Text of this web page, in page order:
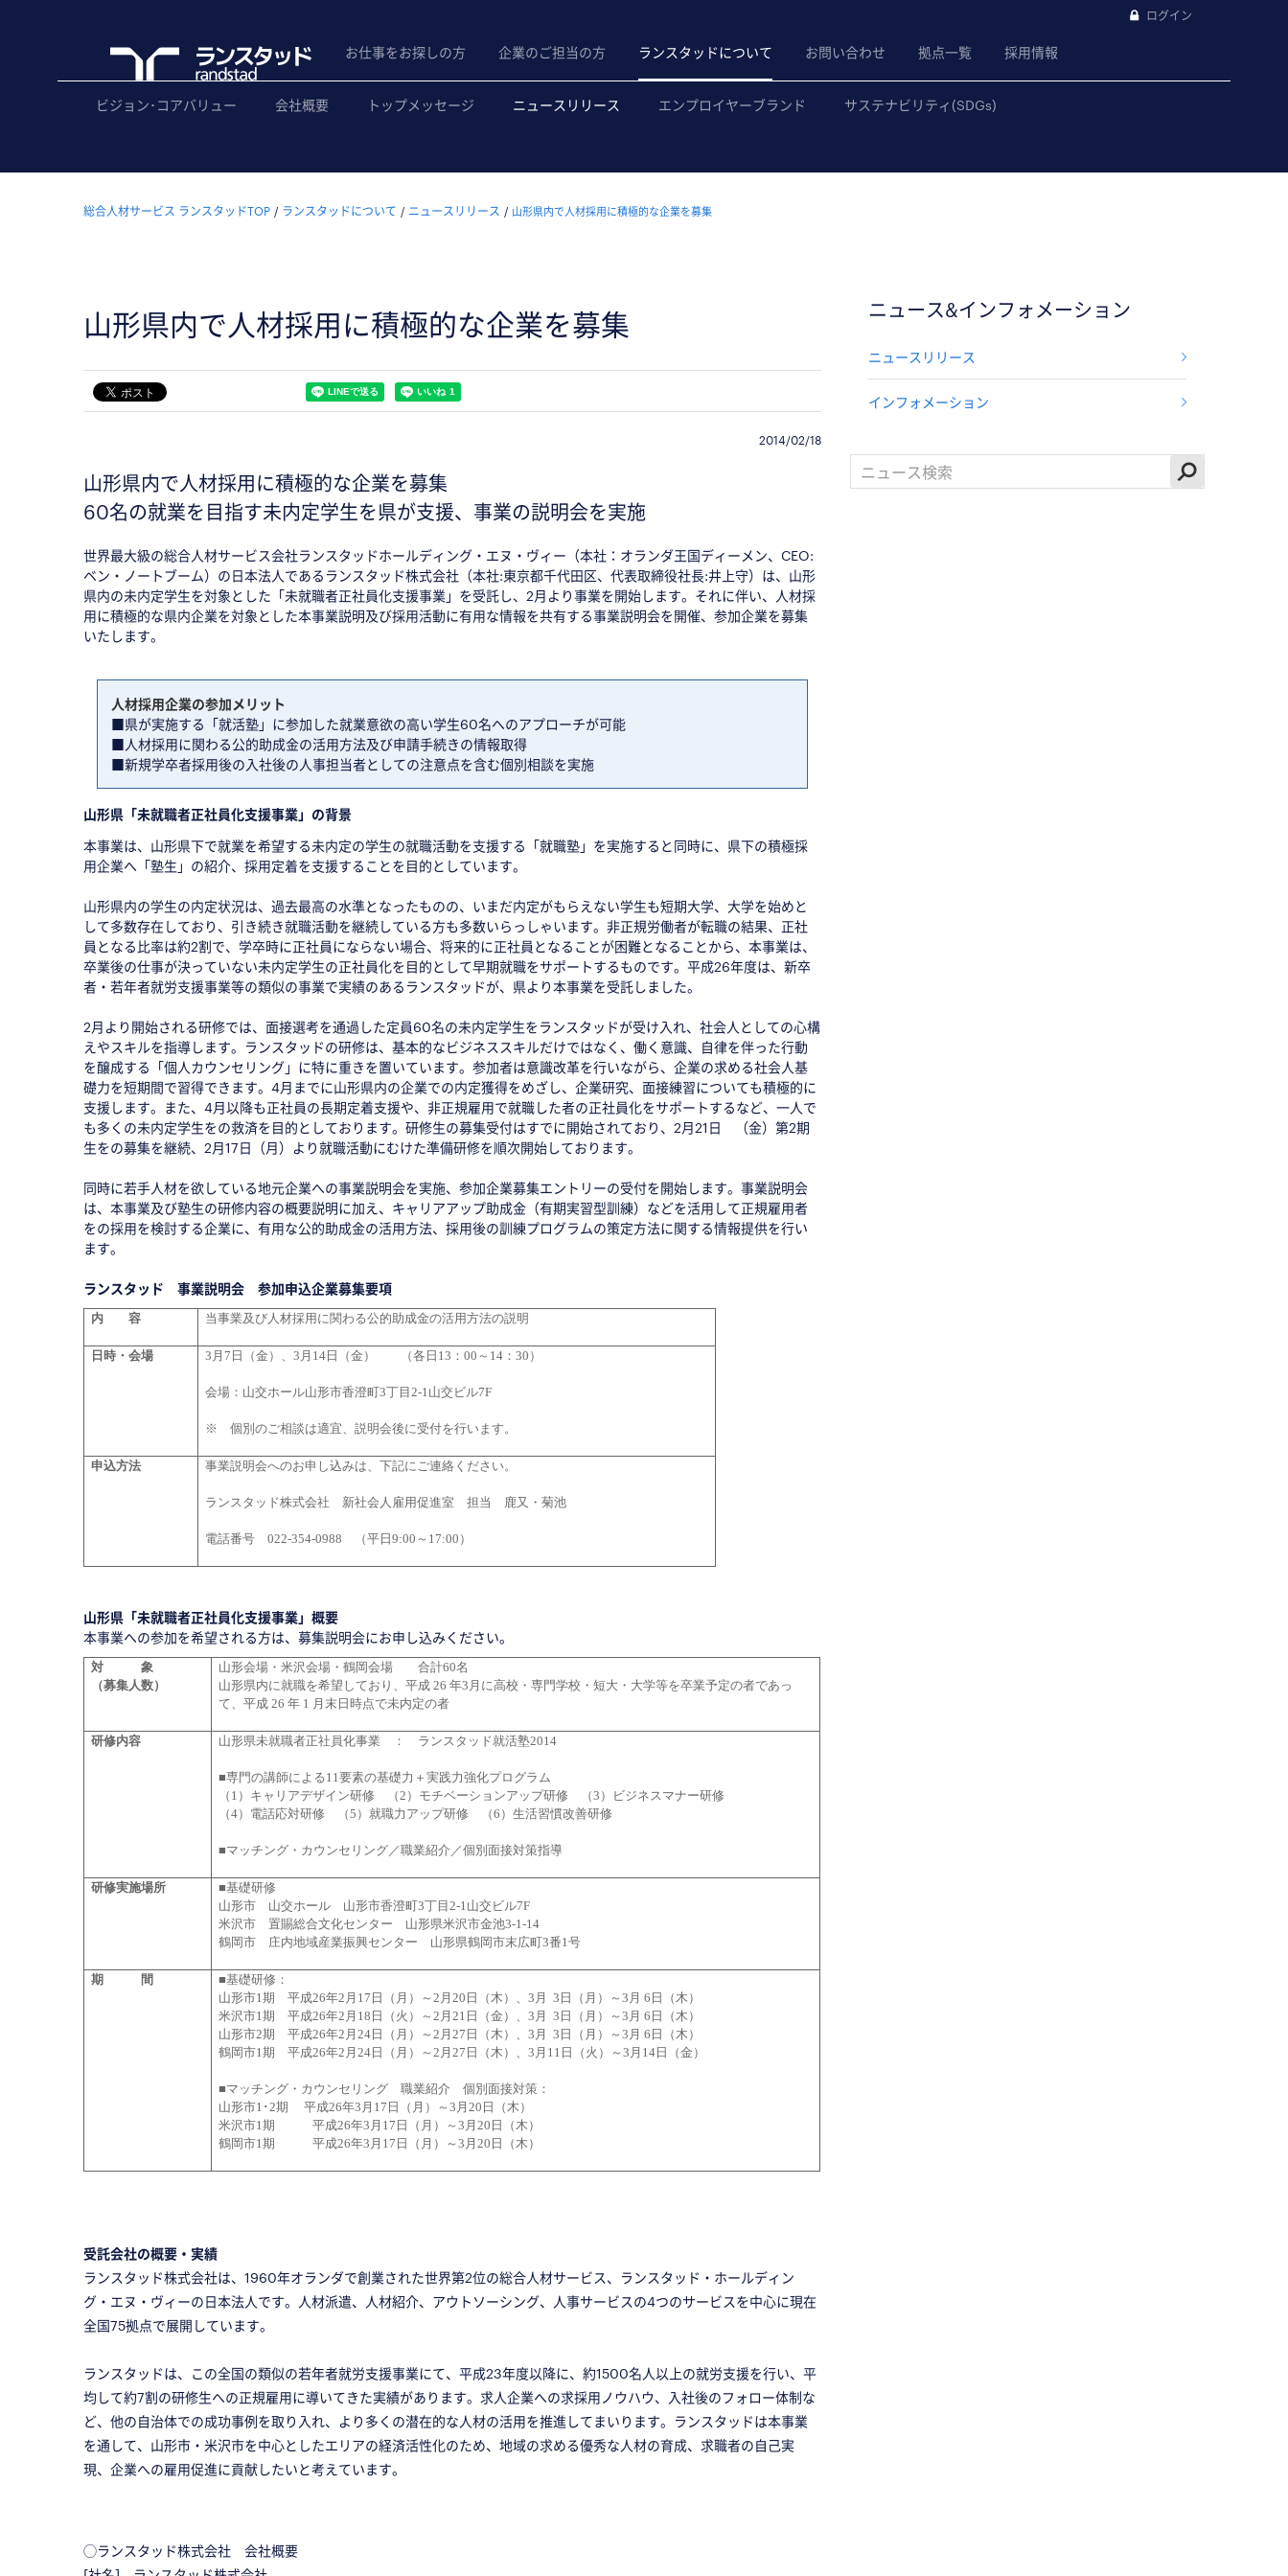
ログイン
お仕事をお探しの方 企業のご担当の方 ランスタッドについて お問い合わせ 拠点一覧 採用情報
ビジョン･コアバリュー 会社概要 トップメッセージ ニュースリリース エンプロイヤーブランド サステナビリティ(SDGs)
総合人材サービス ランスタッドTOP ランスタッドについて ニュースリリース 山形県内で人材採用に積極的な企業を募集
山形県内で人材採用に積極的な企業を募集
2014/02/18
山形県内で人材採用に積極的な企業を募集
60名の就業を目指す未内定学生を県が支援、事業の説明会を実施
世界最大級の総合人材サービス会社ランスタッドホールディング・エヌ・ヴィー（本社：オランダ王国ディーメン、CEO:
ベン・ノートブーム）の日本法人であるランスタッド株式会社（本社:東京都千代田区、代表取締役社長:井上守）は、山形
県内の未内定学生を対象とした「未就職者正社員化支援事業」を受託し、2月より事業を開始します。それに伴い、人材採
用に積極的な県内企業を対象とした本事業説明及び採用活動に有用な情報を共有する事業説明会を開催、参加企業を募集
いたします。
人材採用企業の参加メリット
■県が実施する「就活塾」に参加した就業意欲の高い学生60名へのアプローチが可能
■人材採用に関わる公的助成金の活用方法及び申請手続きの情報取得
■新規学卒者採用後の入社後の人事担当者としての注意点を含む個別相談を実施
山形県「未就職者正社員化支援事業」の背景
本事業は、山形県下で就業を希望する未内定の学生の就職活動を支援する「就職塾」を実施すると同時に、県下の積極採
用企業へ「塾生」の紹介、採用定着を支援することを目的としています。
山形県内の学生の内定状況は、過去最高の水準となったものの、いまだ内定がもらえない学生も短期大学、大学を始めと
して多数存在しており、引き続き就職活動を継続している方も多数いらっしゃいます。非正規労働者が転職の結果、正社
員となる比率は約2割で、学卒時に正社員にならない場合、将来的に正社員となることが困難となることから、本事業は、
卒業後の仕事が決っていない未内定学生の正社員化を目的として早期就職をサポートするものです。平成26年度は、新卒
者・若年者就労支援事業等の類似の事業で実績のあるランスタッドが、県より本事業を受託しました。
2月より開始される研修では、面接選考を通過した定員60名の未内定学生をランスタッドが受け入れ、社会人としての心構
えやスキルを指導します。ランスタッドの研修は、基本的なビジネススキルだけではなく、働く意識、自律を伴った行動
を醸成する「個人カウンセリング」に特に重きを置いています。参加者は意識改革を行いながら、企業の求める社会人基
礎力を短期間で習得できます。4月までに山形県内の企業での内定獲得をめざし、企業研究、面接練習についても積極的に
支援します。また、4月以降も正社員の長期定着支援や、非正規雇用で就職した者の正社員化をサポートするなど、一人で
も多くの未内定学生をの救済を目的としております。研修生の募集受付はすでに開始されており、2月21日 （金）第2期
生をの募集を継続、2月17日（月）より就職活動にむけた準備研修を順次開始しております。
同時に若手人材を欲している地元企業への事業説明会を実施、参加企業募集エントリーの受付を開始します。事業説明会
は、本事業及び塾生の研修内容の概要説明に加え、キャリアアップ助成金（有期実習型訓練）などを活用して正規雇用者
をの採用を検討する企業に、有用な公的助成金の活用方法、採用後の訓練プログラムの策定方法に関する情報提供を行い
ます。
ランスタッド 事業説明会 参加申込企業募集要項
内 容 当事業及び人材採用に関わる公的助成金の活用方法の説明
日時・会場 3月7日（金）、3月14日（金） （各日13：00～14：30）
会場：山交ホール山形市香澄町3丁目2-1山交ビル7F
※ 個別のご相談は適宜、説明会後に受付を行います。
申込方法 事業説明会へのお申し込みは、下記にご連絡ください。
ランスタッド株式会社 新社会人雇用促進室 担当 鹿又・菊池
電話番号 022-354-0988 （平日9:00～17:00）
山形県「未就職者正社員化支援事業」概要
本事業への参加を希望される方は、募集説明会にお申し込みください。
対 象
（募集人数）
山形会場・米沢会場・鶴岡会場 合計60名
山形県内に就職を希望しており、平成 26 年3月に高校・専門学校・短大・大学等を卒業予定の者であっ
て、平成 26 年 1 月末日時点で未内定の者
研修内容 山形県未就職者正社員化事業 ： ランスタッド就活塾2014
■専門の講師による11要素の基礎力＋実践力強化プログラム
（1）キャリアデザイン研修 （2）モチベーションアップ研修 （3）ビジネスマナー研修
（4）電話応対研修 （5）就職力アップ研修 （6）生活習慣改善研修
■マッチング・カウンセリング／職業紹介／個別面接対策指導
研修実施場所
■基礎研修
山形市 山交ホール 山形市香澄町3丁目2-1山交ビル7F
米沢市 置賜総合文化センター 山形県米沢市金池3-1-14
鶴岡市 庄内地域産業振興センター 山形県鶴岡市末広町3番1号
期 間
■基礎研修：
山形市1期 平成26年2月17日（月）～2月20日（木）、3月 3日（月）～3月 6日（木）
米沢市1期 平成26年2月18日（火）～2月21日（金）、3月 3日（月）～3月 6日（木）
山形市2期 平成26年2月24日（月）～2月27日（木）、3月 3日（月）～3月 6日（木）
鶴岡市1期 平成26年2月24日（月）～2月27日（木）、3月11日（火）～3月14日（金）
■マッチング・カウンセリング 職業紹介 個別面接対策：
山形市1･2期 平成26年3月17日（月）～3月20日（木）
米沢市1期 平成26年3月17日（月）～3月20日（木）
鶴岡市1期 平成26年3月17日（月）～3月20日（木）
受託会社の概要・実績
ランスタッド株式会社は、1960年オランダで創業された世界第2位の総合人材サービス、ランスタッド・ホールディン
グ・エヌ・ヴィーの日本法人です。人材派遣、人材紹介、アウトソーシング、人事サービスの4つのサービスを中心に現在
全国75拠点で展開しています。
ランスタッドは、この全国の類似の若年者就労支援事業にて、平成23年度以降に、約1500名人以上の就労支援を行い、平
均して約7割の研修生への正規雇用に導いてきた実績があります。求人企業への求採用ノウハウ、入社後のフォロー体制な
ど、他の自治体での成功事例を取り入れ、より多くの潜在的な人材の活用を推進してまいります。ランスタッドは本事業
を通して、山形市・米沢市を中心としたエリアの経済活性化のため、地域の求める優秀な人材の育成、求職者の自己実
現、企業への雇用促進に貢献したいと考えています。
◯ランスタッド株式会社 会社概要
ニュース&インフォメーション
ニュースリリース
インフォメーション